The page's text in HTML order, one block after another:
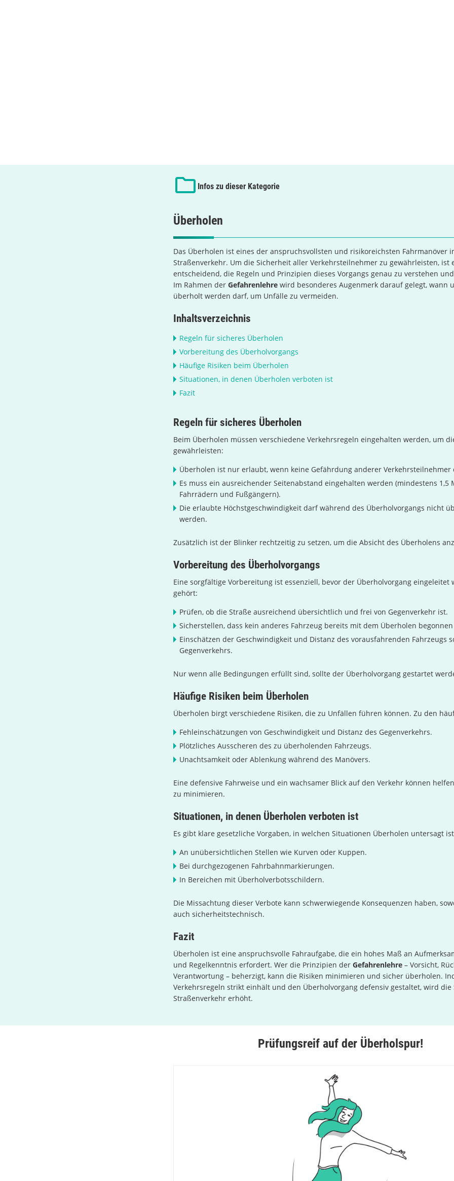
Infos zu dieser Kategorie
Überholen
Das Überholen ist eines der anspruchsvollsten und risikoreichsten Fahrmanöver
Straßenverkehr. Um die Sicherheit aller Verkehrsteilnehmer zu gewährleisten, ist
entscheidend, die Regeln und Prinzipien dieses Vorgangs genau zu verstehen
Im Rahmen der Gefahrenlehre wird besonderes Augenmerk darauf gelegt, wann
überholt werden darf, um Unfälle zu vermeiden.
Inhaltsverzeichnis
Regeln für sicheres Überholen
Vorbereitung des Überholvorgangs
Häufige Risiken beim Überholen
Situationen, in denen Überholen verboten ist
Fazit
Regeln für sicheres Überholen
Beim Überholen müssen verschiedene Verkehrsregeln eingehalten werden, um
gewährleisten:
Überholen ist nur erlaubt, wenn keine Gefährdung anderer Verkehrsteilnehmer
Es muss ein ausreichender Seitenabstand eingehalten werden (mindestens 1,5
Fahrrädern und Fußgängern).
Die erlaubte Höchstgeschwindigkeit darf während des Überholvorgangs nicht
werden.
Zusätzlich ist der Blinker rechtzeitig zu setzen, um die Absicht des Überholens
Vorbereitung des Überholvorgangs
Eine sorgfältige Vorbereitung ist essenziell, bevor der Überholvorgang eingeleitet
gehört:
Prüfen, ob die Straße ausreichend übersichtlich und frei von Gegenverkehr ist.
Sicherstellen, dass kein anderes Fahrzeug bereits mit dem Überholen
Einschätzen der Geschwindigkeit und Distanz des vorausfahrenden Fahrzeugs
Gegenverkehrs.
Nur wenn alle Bedingungen erfüllt sind, sollte der Überholvorgang gestartet
Häufige Risiken beim Überholen
Überholen birgt verschiedene Risiken, die zu Unfällen führen können. Zu den
Fehleinschätzungen von Geschwindigkeit und Distanz des Gegenverkehrs.
Plötzliches Ausscheren des zu überholenden Fahrzeugs.
Unachtsamkeit oder Ablenkung während des Manövers.
Eine defensive Fahrweise und ein wachsamer Blick auf den Verkehr können
zu minimieren.
Situationen, in denen Überholen verboten ist
Es gibt klare gesetzliche Vorgaben, in welchen Situationen Überholen untersagt
An unübersichtlichen Stellen wie Kurven oder Kuppen.
Bei durchgezogenen Fahrbahnmarkierungen.
In Bereichen mit Überholverbotsschildern.
Die Missachtung dieser Verbote kann schwerwiegende Konsequenzen haben,
auch sicherheitstechnisch.
Fazit
Überholen ist eine anspruchsvolle Fahraufgabe, die ein hohes Maß an
und Regelkenntnis erfordert. Wer die Prinzipien der Gefahrenlehre – Vorsicht,
Verantwortung – beherzigt, kann die Risiken minimieren und sicher überholen.
Verkehrsregeln strikt einhält und den Überholvorgang defensiv gestaltet, wird die
Straßenverkehr erhöht.
Prüfungsreif auf der Überholspur!